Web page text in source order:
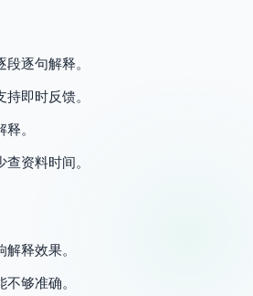
逐句解释。
即时反馈。
。
资料时间。
释效果。
够准确。